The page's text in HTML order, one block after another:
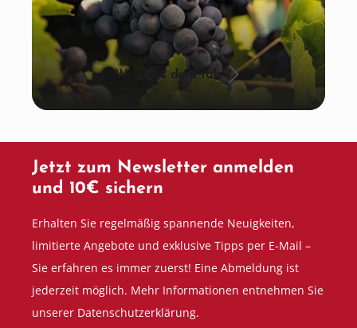
Wein aus der Pfalz
Jetzt zum Newsletter anmelden
und 10€ sichern
Erhalten Sie regelmäßig spannende Neuigkeiten,
limitierte Angebote und exklusive Tipps per E-Mail –
Sie erfahren es immer zuerst! Eine Abmeldung ist
jederzeit möglich. Mehr Informationen entnehmen Sie
unserer Datenschutzerklärung.